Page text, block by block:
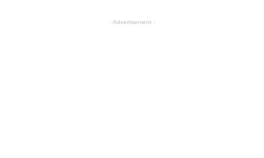
- Advertisement -